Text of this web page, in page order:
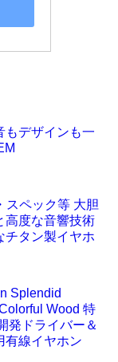
もデザインも一
スペック等 大胆
高度な音響技術
チタン製イヤホ
Splendid
Wood 特
発ドライバー＆
有線イヤホン